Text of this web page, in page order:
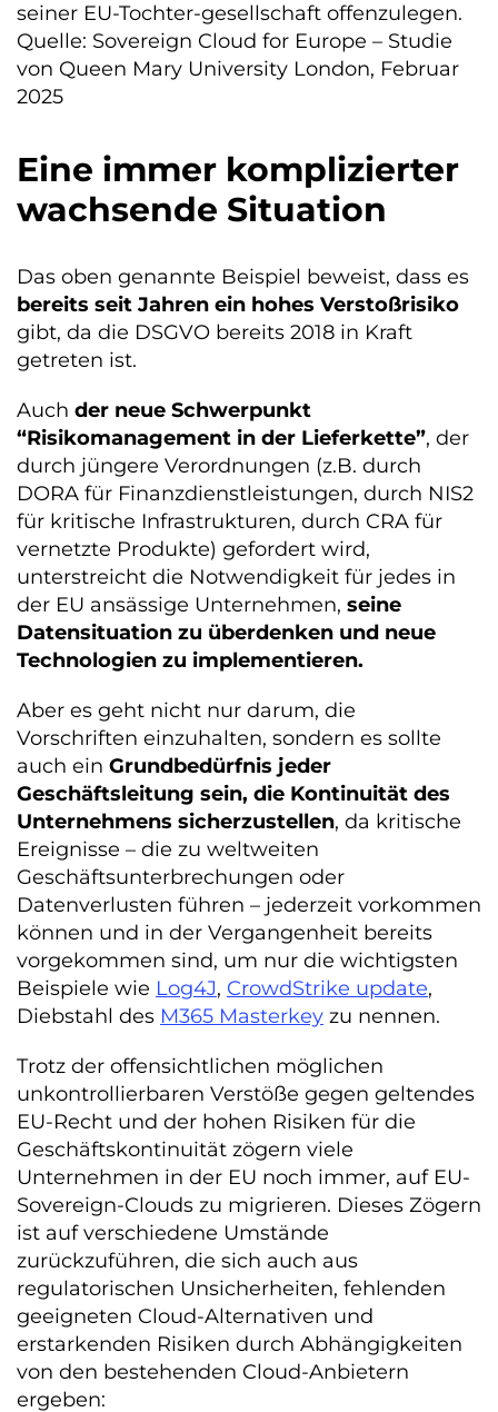
seiner EU-Tochter-gesellschaft offenzulegen.
Quelle: Sovereign Cloud for Europe – Studie
von Queen Mary University London, Februar
2025
Eine immer komplizierter
wachsende Situation
Das oben genannte Beispiel beweist, dass es
bereits seit Jahren ein hohes Verstoßrisiko
gibt, da die DSGVO bereits 2018 in Kraft
getreten ist.
Auch der neue Schwerpunkt
“Risikomanagement in der Lieferkette”, der
durch jüngere Verordnungen (z.B. durch
DORA für Finanzdienstleistungen, durch NIS2
für kritische Infrastrukturen, durch CRA für
vernetzte Produkte) gefordert wird,
unterstreicht die Notwendigkeit für jedes in
der EU ansässige Unternehmen, seine
Datensituation zu überdenken und neue
Technologien zu implementieren.
Aber es geht nicht nur darum, die
Vorschriften einzuhalten, sondern es sollte
auch ein Grundbedürfnis jeder
Geschäftsleitung sein, die Kontinuität des
Unternehmens sicherzustellen, da kritische
Ereignisse – die zu weltweiten
Geschäftsunterbrechungen oder
Datenverlusten führen – jederzeit vorkommen
können und in der Vergangenheit bereits
vorgekommen sind, um nur die wichtigsten
Beispiele wie Log4J, CrowdStrike update,
Diebstahl des M365 Masterkey zu nennen.
Trotz der offensichtlichen möglichen
unkontrollierbaren Verstöße gegen geltendes
EU-Recht und der hohen Risiken für die
Geschäftskontinuität zögern viele
Unternehmen in der EU noch immer, auf EU-
Sovereign-Clouds zu migrieren. Dieses Zögern
ist auf verschiedene Umstände
zurückzuführen, die sich auch aus
regulatorischen Unsicherheiten, fehlenden
geeigneten Cloud-Alternativen und
erstarkenden Risiken durch Abhängigkeiten
von den bestehenden Cloud-Anbietern
ergeben: